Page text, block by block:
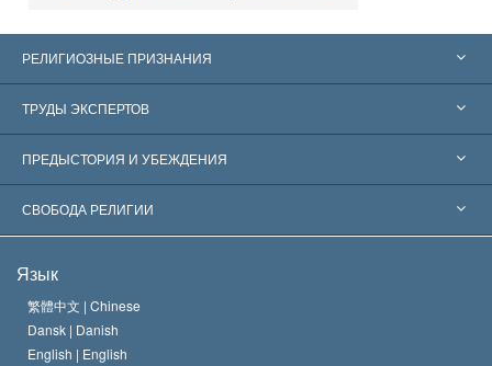
РЕЛИГИОЗНЫЕ ПРИЗНАНИЯ
Соединённые Штаты
Признания по всему миру
Знаменательные решения
ТРУДЫ ЭКСПЕРТОВ
Экспертизы по категориям
Ведущие мировые специалисты
ПРЕДЫСТОРИЯ И УБЕЖДЕНИЯ
Л. Рон Хаббард
Кредо Церкви Саентологии
Кодекс саентолога
СВОБОДА РЕЛИГИИ
Международные стандарты в области прав человека
Декларация о религии
Язык
繁體中文 | Chinese
Dansk | Danish
English | English